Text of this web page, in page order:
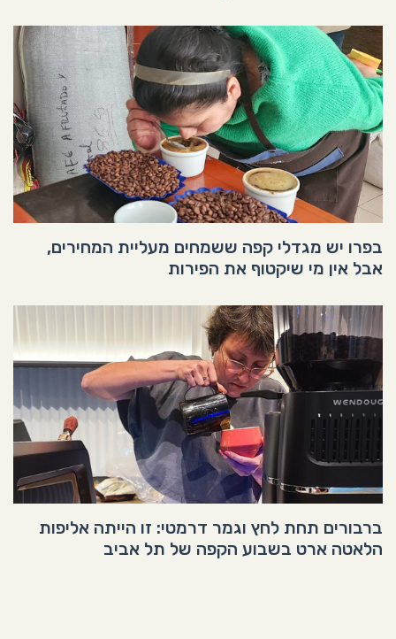
בפרו יש מגדלי קפה ששמחים מעליית המחירים,
אבל אין מי שיקטוף את הפירות
ברבורים תחת לחץ וגמר דרמטי: זו הייתה אליפות
הלאטה ארט בשבוע הקפה של תל אביב